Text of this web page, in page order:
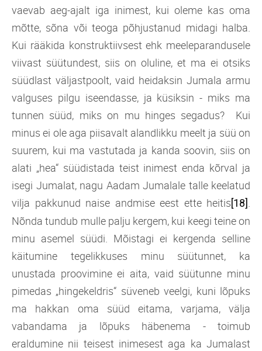
vaevab aeg-ajalt iga inimest, kui oleme kas oma
mõtte, sõna või teoga põhjustanud midagi halba.
Kui rääkida konstruktiivsest ehk meeleparandusele
viivast süütundest, siis on oluline, et ma ei otsiks
süüdlast väljastpoolt, vaid heidaksin Jumala armu
valguses pilgu iseendasse, ja küsiksin - miks ma
tunnen süüd, miks on mu hinges segadus? Kui
minus ei ole aga piisavalt alandlikku meelt ja süü on
suurem, kui ma vastutada ja kanda soovin, siis on
alati „hea“ süüdistada teist inimest enda kõrval ja
isegi Jumalat, nagu Aadam Jumalale talle keelatud
vilja pakkunud naise andmise eest ette heitis[18]
Nõnda tundub mulle palju kergem, kui keegi teine on
minu asemel süüdi. Mõistagi ei kergenda selline
käitumine tegelikkuses minu süütunnet, ka
unustada proovimine ei aita, vaid süütunne minu
pimedas „hingekeldris“ süveneb veelgi, kuni lõpuks
ma hakkan oma süüd eitama, varjama, välja
vabandama ja lõpuks häbenema - toimub
eraldumine nii teisest inimesest aga ka Jumalast